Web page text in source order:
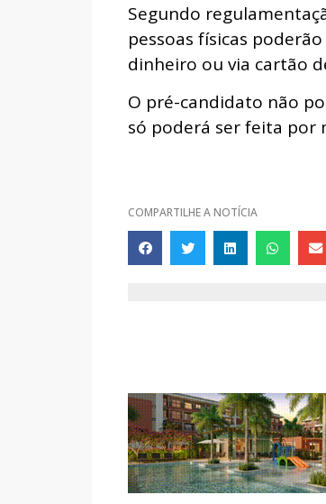
Segundo
pessoas físicas
dinheiro ou via cartão
O pré-candidato não
só poderá ser feita por
COMPARTILHE A NOTÍCIA